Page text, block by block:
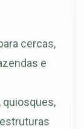
cercas,
e
quiosques,